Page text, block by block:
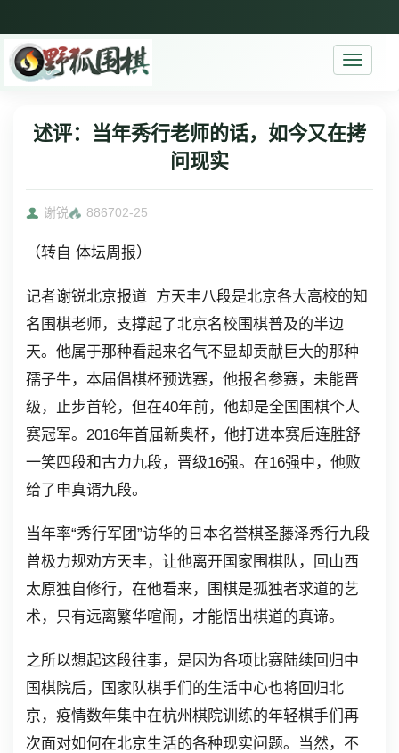
Toggle
述评：当年秀行老师的话，如今又在拷
问现实
谢锐 886702-25
（转自 体坛周报）
记者谢锐北京报道 方天丰八段是北京各大高校的知
名围棋老师，支撑起了北京名校围棋普及的半边
天。他属于那种看起来名气不显却贡献巨大的那种
孺子牛，本届倡棋杯预选赛，他报名参赛，未能晋
级，止步首轮，但在40年前，他却是全国围棋个人
赛冠军。2016年首届新奥杯，他打进本赛后连胜舒
一笑四段和古力九段，晋级16强。在16强中，他败
给了申真谞九段。
当年率“秀行军团”访华的日本名誉棋圣藤泽秀行九段
曾极力规劝方天丰，让他离开国家围棋队，回山西
太原独自修行，在他看来，围棋是孤独者求道的艺
术，只有远离繁华喧闹，才能悟出棋道的真谛。
之所以想起这段往事，是因为各项比赛陆续回归中
国棋院后，国家队棋手们的生活中心也将回归北
京，疫情数年集中在杭州棋院训练的年轻棋手们再
次面对如何在北京生活的各种现实问题。当然，不